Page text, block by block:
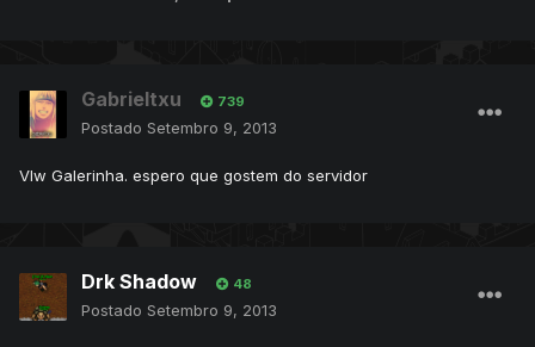
Gabrieltxu 739
Postado Setembro 9, 2013
Vlw Galerinha. espero que gostem do servidor
Drk Shadow 48
Postado Setembro 9, 2013